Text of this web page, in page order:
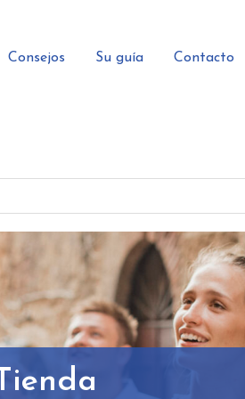
Consejos Su guía Contacto
Tienda